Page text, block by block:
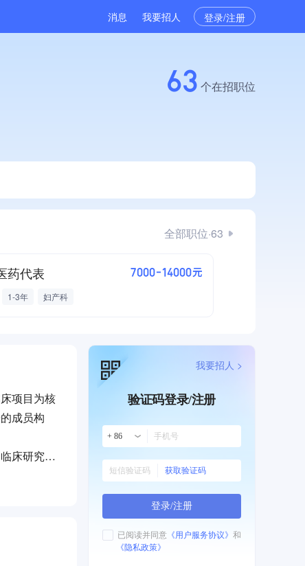
消息 我要招人 登录/注册
63 个在招职位
全部职位·63
药代表 7000-14000元
1-3年 妇产科
项目为核
成员构
床研究机
、流程对
验证码登录/注册
+ 86
获取验证码
登录/注册
已阅读并同意 《用户服务协议》 和
《隐私政策》
我要招人 >